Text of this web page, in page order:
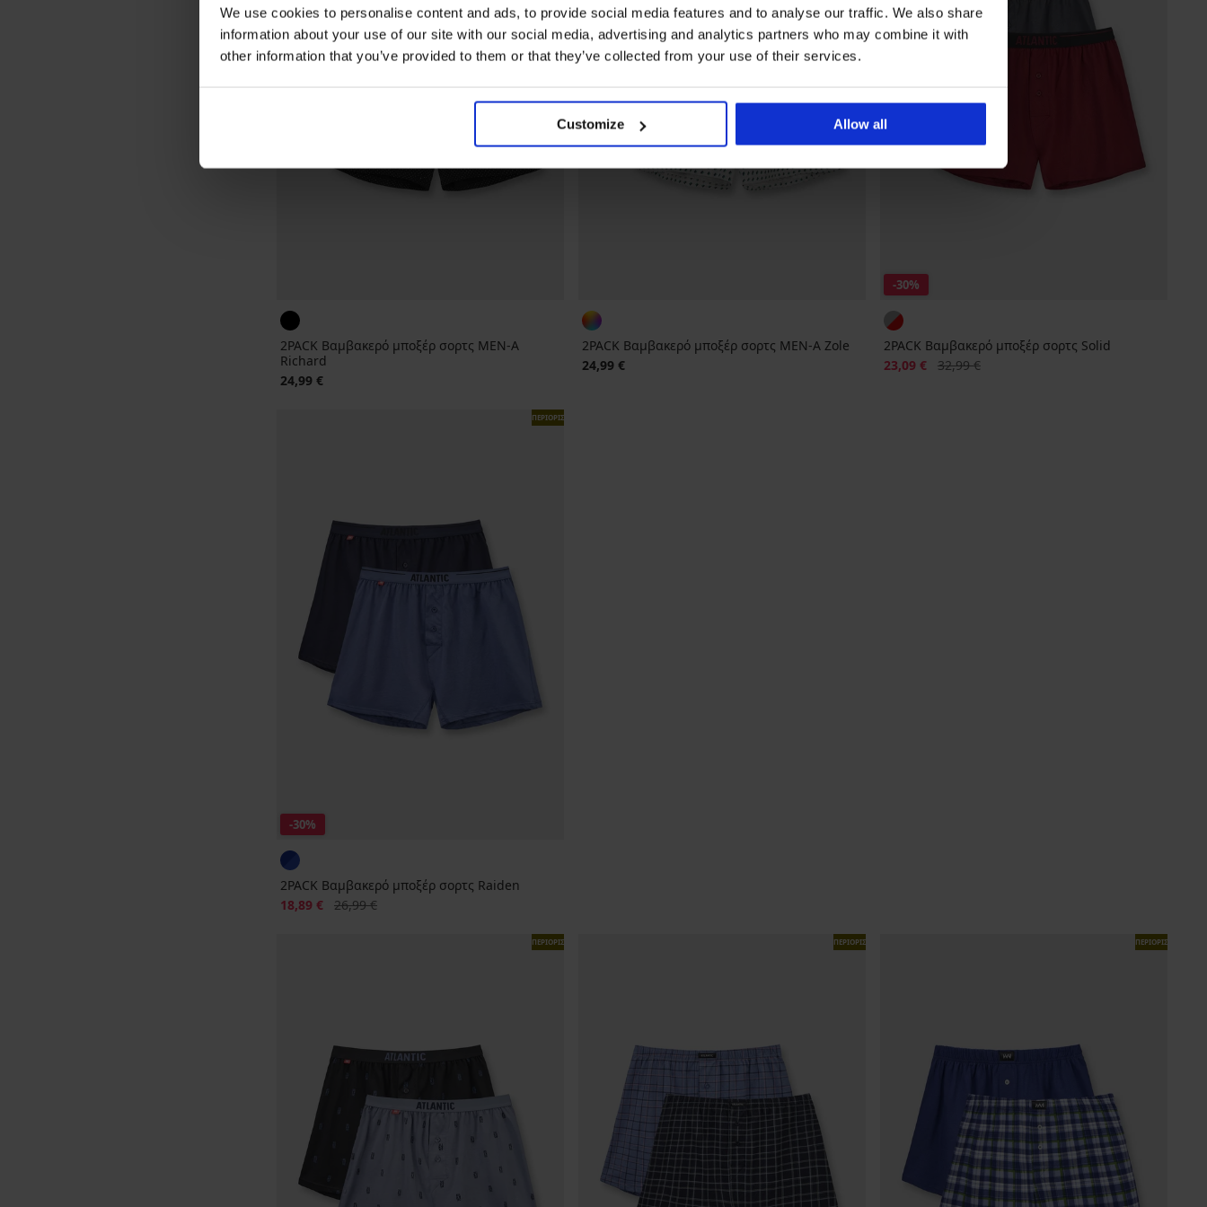
We use cookies to personalise content and ads, to provide social media features and to analyse our traffic. We also share
information about your use of our site with our social media, advertising and analytics partners who may combine it with
other information that you’ve provided to them or that they’ve collected from your use of their services.
Customize Allow all
2PACK Βαμβακερό μποξέρ σορτς MEN-A
Richard
24,99 €
2PACK Βαμβακερό μποξέρ σορτς MEN-A Zole
24,99 €
-30%
2PACK Βαμβακερό μποξέρ σορτς Solid
Έκπτωση
23,09 € Αρχική τιμή
32,99 €
ΠΕΡΙΟΡΙΣΜΕΝΑ
-30%
2PACK Βαμβακερό μποξέρ σορτς Raiden
Έκπτωση
18,89 € Αρχική τιμή
26,99 €
ΠΕΡΙΟΡΙΣΜΕΝΑ ΠΕΡΙΟΡΙΣΜΕΝΑ ΠΕΡΙΟΡΙΣΜΕΝΑ